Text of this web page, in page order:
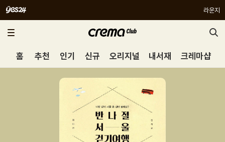
라운지
홈 추천 인기 신규 오리지널 내서재 크레마샵